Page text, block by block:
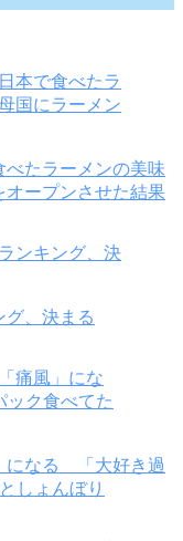
べたラーメンの美味
オープンさせた結果
グ、決まる
になる 「大好き過
しょんぼり